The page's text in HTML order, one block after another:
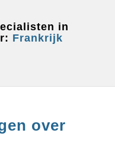
in
Frankrijk
over